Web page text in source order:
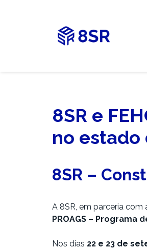
8SR e
no estado
8SR –
A 8SR, em parceria com
PROAGS – Programa
Nos dias 22 e 23 de